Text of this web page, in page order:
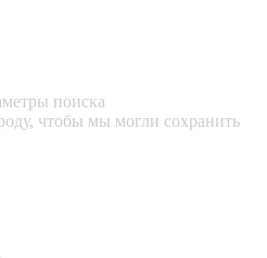
поиска
чтобы мы могли сохранить